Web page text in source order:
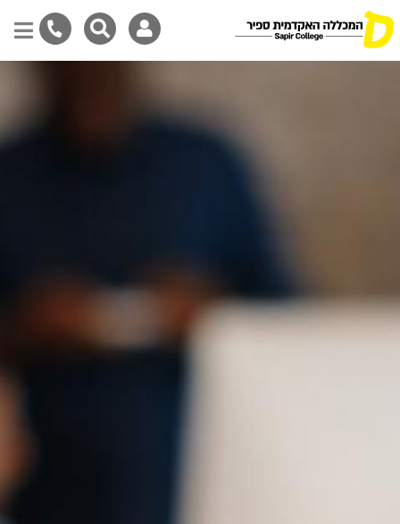
main